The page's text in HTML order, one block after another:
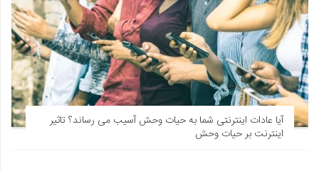
آیا عادات اینترنتی شما به حیات وحش آسیب می رساند؟ تاثیر
اینترنت بر حیات وحش